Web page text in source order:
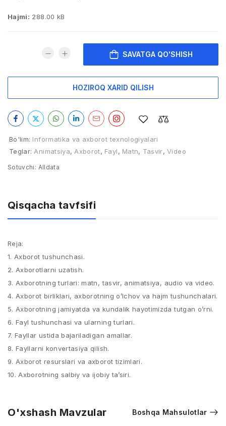
Hajmi: 288.00 kB
SAVATGA QO'SHISH
HOZIROQ XARID QILISH
Bo'lim: Informatika va axborot texnologiyalari
Teglar: Animatsiya, Axborot, Fayl, Matn, Tasvir, Video
Sotuvchi: Alldata
Qisqacha tavfsifi
Reja:
1. Axborot tushunchasi.
2. Axborotlarni uzatish.
3. Axborotning turlari: matn, tasvir, animatsiya, audio va video.
4. Axborot birliklari, axborotning o’lchov va hajm tushunchalari.
5. Axborotning jamiyatda va kundalik hayotimizda tutgan o’rni.
6. Fayl tushunchasi va ularning turlari.
7. Fayllar ustida bajariladigan amallar.
8. Fayllarni konvertasiya qilish.
9. Axborot resurslari va axborot tizimlari.
10. Axborotning salbiy va ijobiy ta’siri.
O'xshash Mavzular Boshqa Mahsulotlar